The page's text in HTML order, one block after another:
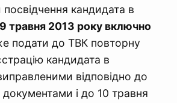
кандидата в
травня 2013 року включно
подати до ТВК повторну
кандидата в
відповідно до
і до 10 травня